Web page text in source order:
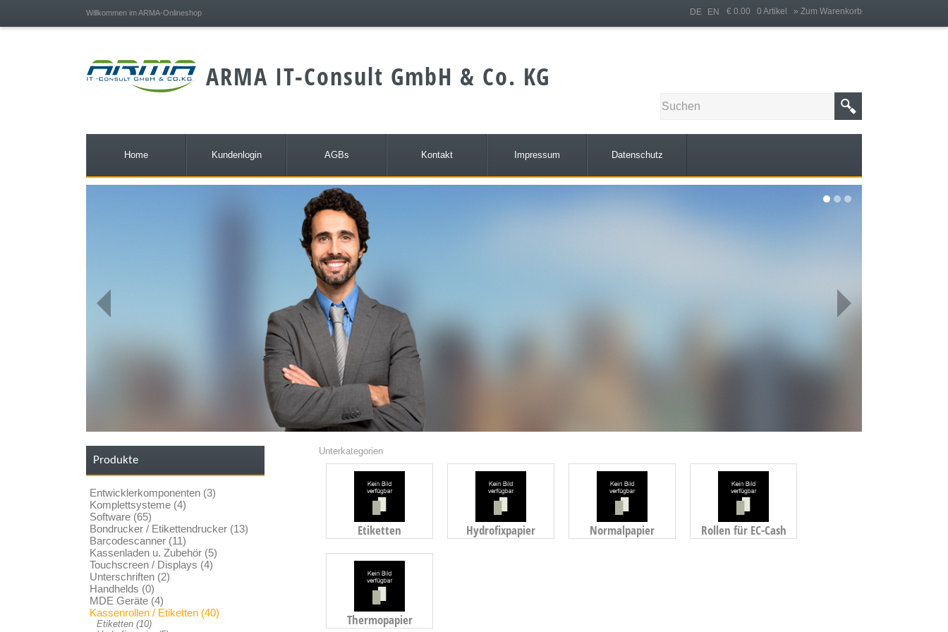
Willkommen im ARMA-Onlineshop € 0.00 0 Artikel » Zum Warenkorb
DE EN
ARMA IT-Consult GmbH & Co. KG
Home Kundenlogin AGBs Kontakt Impressum Datenschutz
Produkte
Entwicklerkomponenten (3)
Komplettsysteme (4)
Software (65)
Bondrucker / Etikettendrucker (13)
Barcodescanner (11)
Kassenladen u. Zubehör (5)
Touchscreen / Displays (4)
Unterschriften (2)
Handhelds (0)
MDE Geräte (4)
Kassenrollen / Etiketten (40)
Etiketten (10)
Unterkategorien
Etiketten Hydrofixpapier Normalpapier Rollen für EC-Cash
Thermopapier